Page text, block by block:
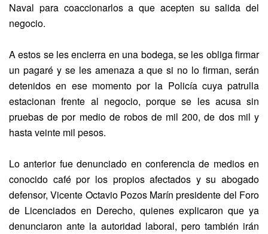
Naval para coaccionarlos a que acepten su salida del
negocio.
A estos se les encierra en una bodega, se les obliga firmar
un pagaré y se les amenaza a que si no lo firman, serán
detenidos en ese momento por la Policía cuya patrulla
estacionan frente al negocio, porque se les acusa sin
pruebas de por medio de robos de mil 200, de dos mil y
hasta veinte mil pesos.
Lo anterior fue denunciado en conferencia de medios en
conocido café por los propios afectados y su abogado
defensor, Vicente Octavio Pozos Marín presidente del Foro
de Licenciados en Derecho, quienes explicaron que ya
denunciaron ante la autoridad laboral, pero también irán